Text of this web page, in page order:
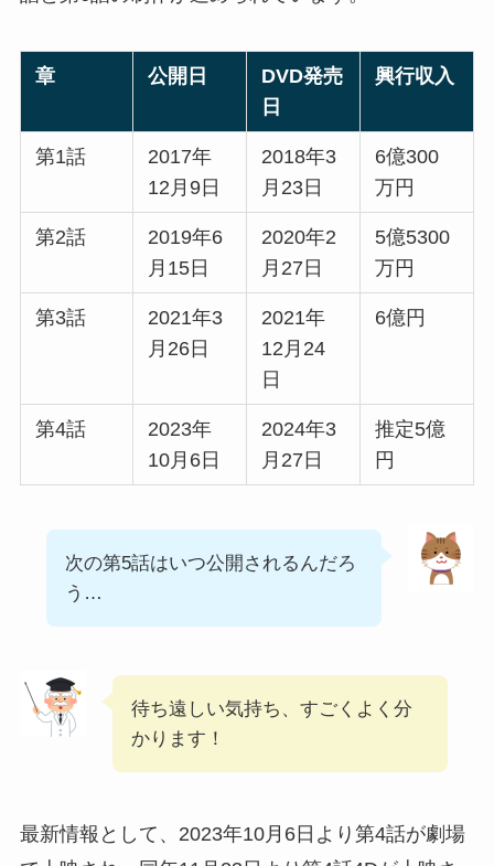
章 公開日
DVD発売
日
興行収入
第1話
2017年
12月9日
2018年3
月23日
6億300
万円
第2話
2019年6
月15日
2020年2
月27日
5億5300
万円
第3話
2021年3
月26日
2021年
12月24
日
6億円
第4話
2023年
10月6日
2024年3
月27日
推定5億
円
次の第5話はいつ公開されるんだろ
う…
待ち遠しい気持ち、すごくよく分
かります！
最新情報として、2023年10月6日より第4話が劇場